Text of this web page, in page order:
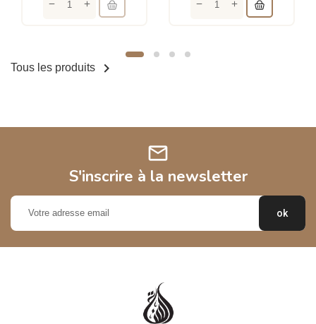
Tous les produits 
mail
S'inscrire à la newsletter